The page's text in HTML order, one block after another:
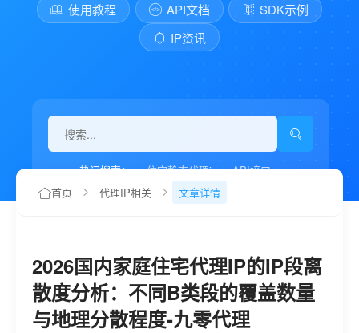
使用教程 API文档
SDK示例
IP资讯
热门搜索： 住宅静态代理ip
API接口
代理IP如何设置
首页 代理IP相关 文章详情
2026国内家庭住宅代理IP的IP段离
散度分析：不同B类段的覆盖数量
与地理分散程度-九零代理